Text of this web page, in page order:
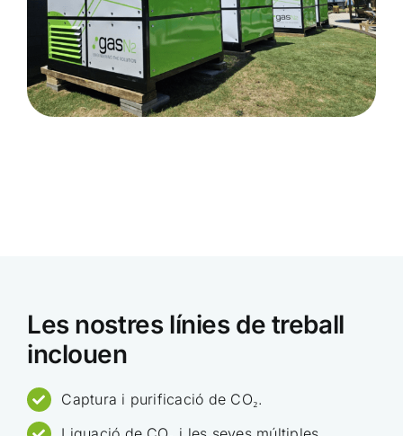
Les nostres línies de treball
inclouen
Captura i purificació de CO₂.